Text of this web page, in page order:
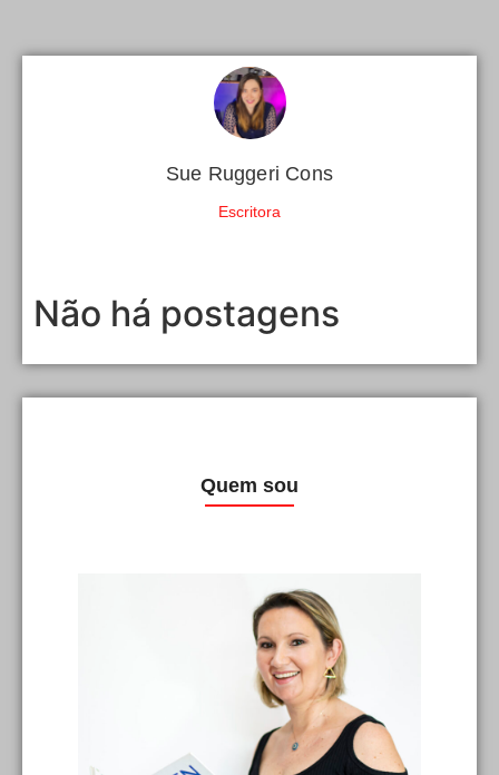
Sue Ruggeri Cons
Escritora
Não há postagens
Quem sou